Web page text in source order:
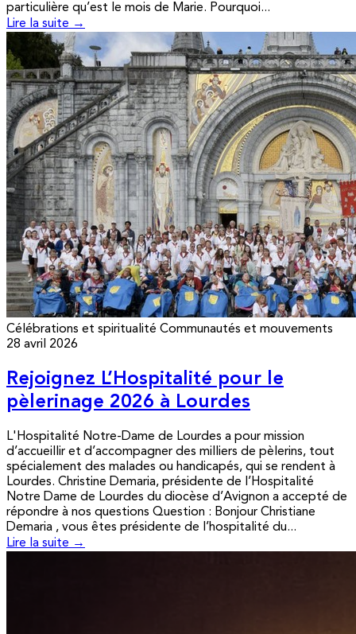
particulière qu’est le mois de Marie. Pourquoi...
Lire la suite →
Célébrations et spiritualité Communautés et mouvements
28 avril 2026
Rejoignez L’Hospitalité pour le
pèlerinage 2026 à Lourdes
L'Hospitalité Notre-Dame de Lourdes a pour mission
d’accueillir et d’accompagner des milliers de pèlerins, tout
spécialement des malades ou handicapés, qui se rendent à
Lourdes. Christine Demaria, présidente de l’Hospitalité
Notre Dame de Lourdes du diocèse d’Avignon a accepté de
répondre à nos questions Question : Bonjour Christiane
Demaria , vous êtes présidente de l’hospitalité du...
Lire la suite →